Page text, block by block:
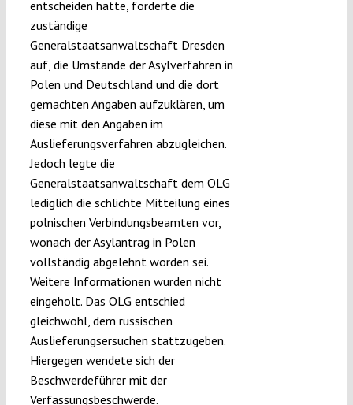
entscheiden hatte, forderte die
zuständige
Generalstaatsanwaltschaft Dresden
auf, die Umstände der Asylverfahren in
Polen und Deutschland und die dort
gemachten Angaben aufzuklären, um
diese mit den Angaben im
Auslieferungsverfahren abzugleichen.
Jedoch legte die
Generalstaatsanwaltschaft dem OLG
lediglich die schlichte Mitteilung eines
polnischen Verbindungsbeamten vor,
wonach der Asylantrag in Polen
vollständig abgelehnt worden sei.
Weitere Informationen wurden nicht
eingeholt. Das OLG entschied
gleichwohl, dem russischen
Auslieferungsersuchen stattzugeben.
Hiergegen wendete sich der
Beschwerdeführer mit der
Verfassungsbeschwerde.